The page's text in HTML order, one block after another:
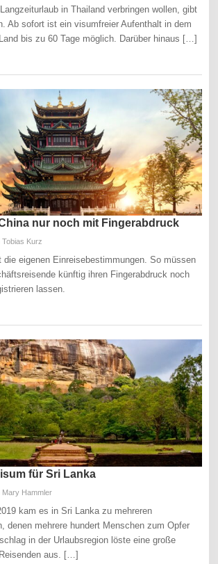
in Thailand verbringen wollen, gibt
Ab sofort ist ein visumfreier Aufenthalt in dem
bis zu 60 Tage möglich. Darüber hinaus […]
nur noch mit Fingerabdruck
Tobias Kurz
die eigenen Einreisebestimmungen. So müssen
künftig ihren Fingerabdruck noch
lassen.
für Sri Lanka
Mary Hammler
kam es in Sri Lanka zu mehreren
denen mehrere hundert Menschen zum Opfer
in der Urlaubsregion löste eine große
aus. […]